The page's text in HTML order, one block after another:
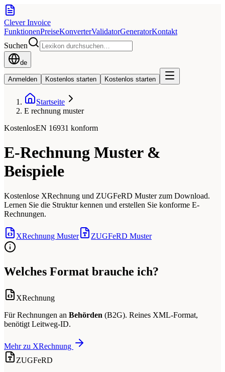
Clever Invoice
FunktionenPreiseKonverterValidatorGeneratorKontakt
Suchen
de
Anmelden Kostenlos starten Kostenlos starten
Startseite
E rechnung muster
KostenlosEN 16931 konform
E-Rechnung Muster &
Beispiele
Kostenlose XRechnung und ZUGFeRD Muster zum Download.
Lernen Sie die Struktur kennen und erstellen Sie konforme E-
Rechnungen.
XRechnung Muster ZUGFeRD Muster
Welches Format brauche ich?
XRechnung
Für Rechnungen an Behörden (B2G). Reines XML-Format,
benötigt Leitweg-ID.
Mehr zu XRechnung
ZUGFeRD